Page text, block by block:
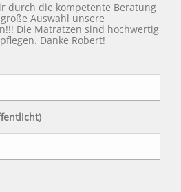
durch die kompetente Beratung
Auswahl unsere
Die Matratzen sind hochwertig
Danke Robert!